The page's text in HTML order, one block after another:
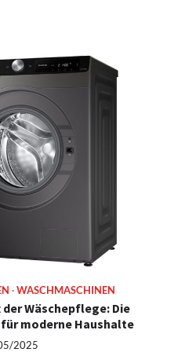
WASCHMASCHINEN
Wäschepflege: Die
moderne Haushalte
2025